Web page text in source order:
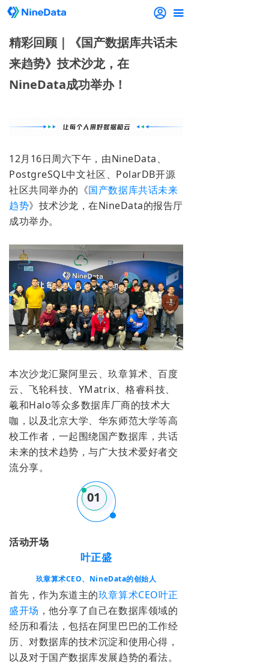
끀
精彩回顾｜《国产数据库共话未
来趋势》技术沙龙，在
NineData成功举办！
12月16日周六下午，由NineData、
PostgreSQL中文社区、PolarDB开源
社区共同举办的《国产数据库共话未来
趋势》 技术沙龙，在NineData的报告厅
成功举办。
本次沙龙汇聚阿里云、玖章算术、百度
云、飞轮科技、YMatrix、格睿科技、
羲和Halo等众多数据库厂商的技术大
咖，以及北京大学、华东师范大学等高
校工作者，一起围绕国产数据库，共话
未来的技术趋势，与广大技术爱好者交
流分享。
01
活动开场
叶正盛
玖章算术CEO、NineData的创始人
首先，作为东道主的玖章算术CEO叶正
盛开场 ，他分享了自己在数据库领域的
经历和看法，包括在阿里巴巴的工作经
历、对数据库的技术沉淀和使用心得，
以及对于国产数据库发展趋势的看法。